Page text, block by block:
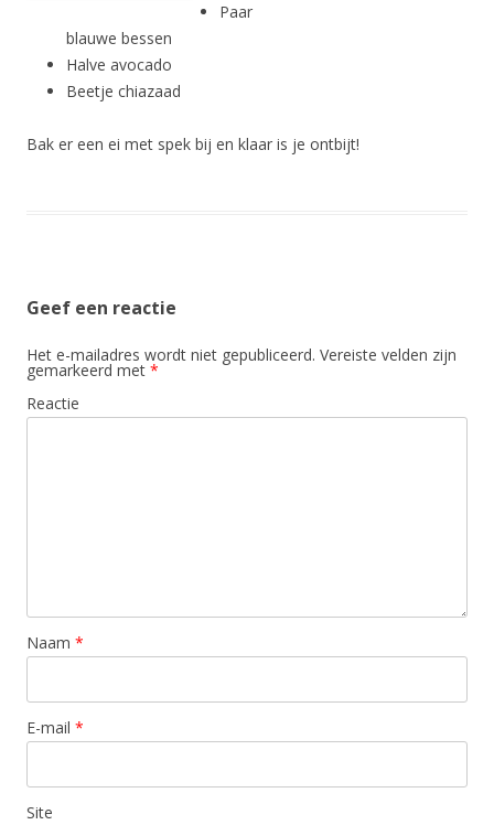
Paar
blauwe bessen
Halve avocado
Beetje chiazaad
Bak er een ei met spek bij en klaar is je ontbijt!
Geef een reactie
Het e-mailadres wordt niet gepubliceerd. Vereiste velden zijn
gemarkeerd met *
Reactie
Naam *
E-mail *
Site